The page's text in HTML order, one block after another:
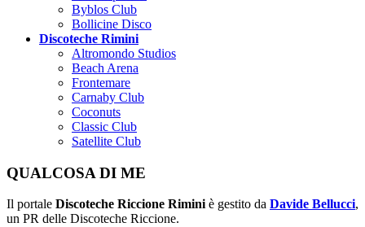
Byblos Club
Bollicine Disco
Discoteche Rimini
Altromondo Studios
Beach Arena
Frontemare
Carnaby Club
Coconuts
Classic Club
Satellite Club
QUALCOSA DI ME
Il portale Discoteche Riccione Rimini è gestito da Davide Bellucci,
un PR delle Discoteche Riccione.